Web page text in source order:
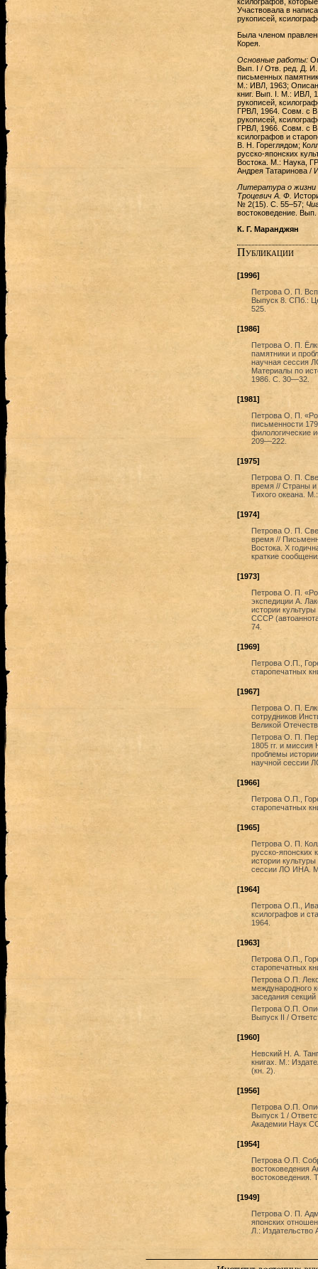
Участвовала в
рукописей,
Была членом
Корея.
Основные работы:
Вып. I / Отв. ред. Д.
письменных
М.: ИВЛ, 1963;
книг. Вып. I. М.: ИВЛ,
рукописей,
ГРВЛ, 1964. Совм. с
рукописей,
ГРВЛ, 1966. Совм. с
ксилографов и
В. Н. Гореглядом;
русско-японских
Востока. М.: Наука,
Андрея Татаринова /
Литература о
Троцевич А. Ф.
№ 2(15). С. 55–57;
востоковедение.
К. Г. Маранджян
Публикации
[1996]
Петрова О. П.
Выпуск 8. СПб.:
525.
[1986]
Петрова О. П.
памятники и
научная сессия
Материалы по
1986. С. 30—32.
[1981]
Петрова О. П.
письменности
филологические
209—222.
[1975]
Петрова О. П.
время // Страны и
Тихого океана.
[1974]
Петрова О. П.
время //
Востока. X
краткие
[1973]
Петрова О. П.
экспедиции А.
истории
СССР
74.
[1969]
Петрова О.П.,
старопечатных
[1967]
Петрова О. П.
сотрудников
Великой
Петрова О. П.
1805 гг. и
проблемы
научной сессии
[1966]
Петрова О.П.,
старопечатных
[1965]
Петрова О. П.
русско-японских
истории
сессии ЛО ИНА.
[1964]
Петрова О.П.,
ксилографов и
1964.
[1963]
Петрова О.П.,
старопечатных
Петрова О.П.
международного
заседания
Петрова О.П.
Выпуск II /
[1960]
Невский Н. А.
книгах. М.:
(кн. 2).
[1956]
Петрова О.П.
Выпуск 1 /
Академии Наук
[1954]
Петрова О.П.
востоковедения
[1949]
Петрова О. П.
японских
Л.: